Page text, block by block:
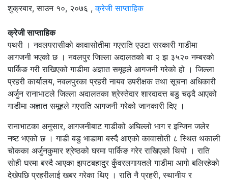
शुक्रबार, साउन १०, २०७६ ,क्रेजी साप्ताहिक
क्रेजी साप्ताहिक
पथरी । नवलपरासीको कावासोतीमा गएराति एउटा सरकारी गाडीमा
आगजनी भएको छ । नवलपुर जिल्ला अदालतको बा २ झ ३५२० नम्बरको
पार्किङ गरी राखिएको गाडीमा अज्ञात समूहले आगजनी गरेको हो । जिल्ला
प्रहरी कार्यालय, नवलपुरका प्रहरी नायव उपरीक्षक तथा सूचना अधिकारी
अर्जुन रानाभाटले जिल्ला अदालतका श्रेस्तेदार शारदादत्त बडु चढ्दै आएको
गाडीमा अज्ञात समूहले गएराति आगजनी गरेको जानकारी दिए ।
रानाभाटका अनुसार, आगजनीबाट गाडीको अघिल्लो भाग र इन्जिन जलेर
नष्ट भएको छ । गाडी बडु भाडामा बस्दै आएको कावासोती ८ स्थित थकाली
चोकका अर्जुनकुमार श्रेष्ठको घरमा पार्किङ गरेर राखिएको थियो । राति
सोही घरमा बस्दै आएका झपटबहादुर कुँवरलगायतले गाडीमा आगो बलिरहेको
देखेपछि प्रहरीलाई खबर गरेका थिए । राति नै प्रहरी, स्थानीय र